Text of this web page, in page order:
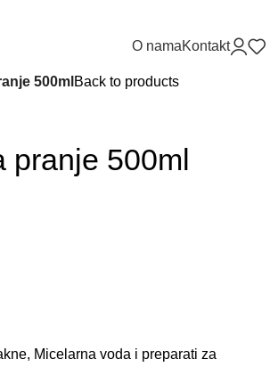
O namaKontakt
500ml Back to products
pranje 500ml
, Micelarna voda i preparati za